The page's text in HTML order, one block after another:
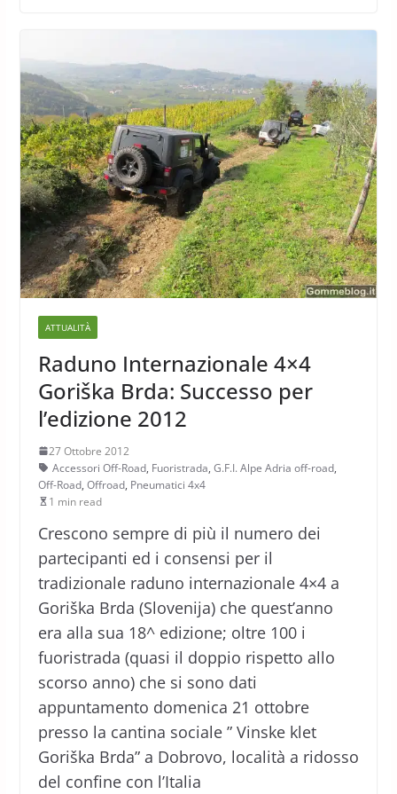
ATTUALITÀ
Raduno Internazionale 4×4
Goriška Brda: Successo per
l’edizione 2012
27 Ottobre 2012
Accessori Off-Road, Fuoristrada, G.F.I. Alpe Adria off-road,
Off-Road, Offroad, Pneumatici 4x4
1 min read
Crescono sempre di più il numero dei
partecipanti ed i consensi per il
tradizionale raduno internazionale 4×4 a
Goriška Brda (Slovenija) che quest’anno
era alla sua 18^ edizione; oltre 100 i
fuoristrada (quasi il doppio rispetto allo
scorso anno) che si sono dati
appuntamento domenica 21 ottobre
presso la cantina sociale ” Vinske klet
Goriška Brda” a Dobrovo, località a ridosso
del confine con l’Italia